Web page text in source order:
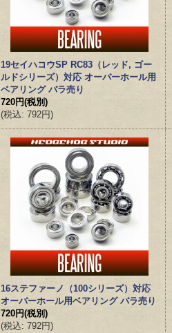
19セイハコウSP RC83（レッド, ゴー
ルドシリーズ）対応 オーバーホール用
ベアリング バラ売り
720円(税別)
(税込: 792円)
16ステファーノ（100シリーズ）対応
オーバーホール用ベアリング バラ売り
720円(税別)
(税込: 792円)